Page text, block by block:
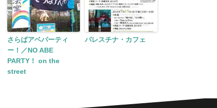
さらばアベパーティ
ー！／NO ABE
PARTY！ on the
street
パレスチナ・カフェ